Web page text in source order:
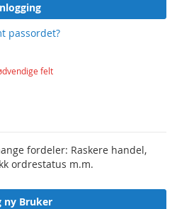
passordet?
fordeler: Raskere handel,
ordrestatus m.m.
ny Bruker